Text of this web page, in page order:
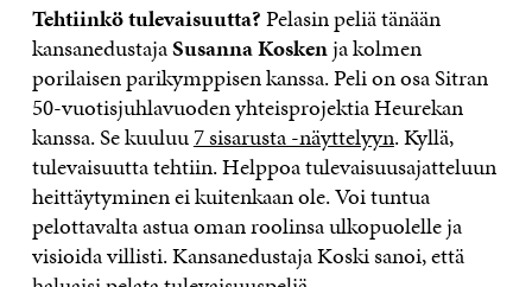
Tehtiinkö tulevaisuutta?Pelasin peliä tänään
kansanedustajaSusanna Koskenja kolmen
porilaisen parikymppisen kanssa. Peli on osa Sitran
50-vuotisjuhlavuoden yhteisprojektia Heurekan
kanssa. Se kuuluu7 sisarusta -näyttelyyn. Kyllä,
tulevaisuutta tehtiin. Helppoa tulevaisuusajatteluun
heittäytyminen ei kuitenkaan ole. Voi tuntua
pelottavalta astua oman roolinsa ulkopuolelle ja
visioida villisti. Kansanedustaja Koski sanoi, että